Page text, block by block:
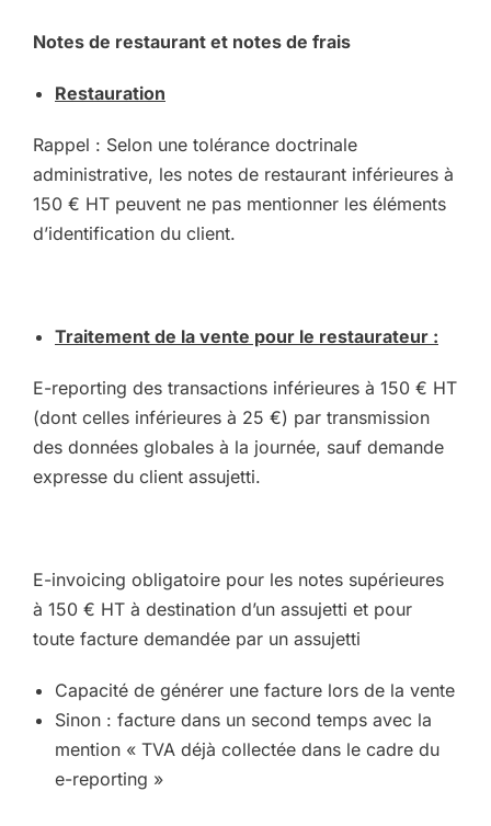
Notes de restaurant et notes de frais
Restauration
Rappel : Selon une tolérance doctrinale
administrative, les notes de restaurant inférieures à
150 € HT peuvent ne pas mentionner les éléments
d’identification du client.
Traitement de la vente pour le restaurateur :
E-reporting des transactions inférieures à 150 € HT
(dont celles inférieures à 25 €) par transmission
des données globales à la journée, sauf demande
expresse du client assujetti.
E-invoicing obligatoire pour les notes supérieures
à 150 € HT à destination d’un assujetti et pour
toute facture demandée par un assujetti
Capacité de générer une facture lors de la vente
Sinon : facture dans un second temps avec la
mention « TVA déjà collectée dans le cadre du
e-reporting »